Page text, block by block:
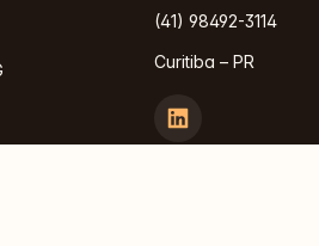
(41) 98492-3114
Curitiba – PR